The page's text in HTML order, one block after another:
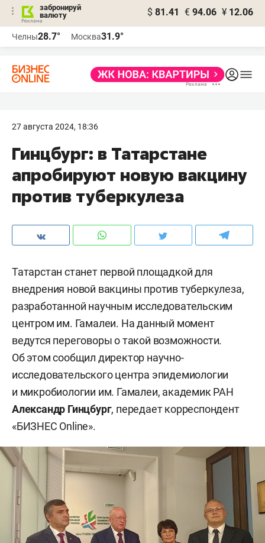
забронируй
валюту
$ 81.41 € 94.06 ¥ 12.06
Челны28.7° Москва31.9°
27 августа 2024, 18:36
Гинцбург: в Татарстане
апробируют новую вакцину
против туберкулеза
Татарстан станет первой площадкой для
внедрения новой вакцины против туберкулеза,
разработанной научным исследовательским
центром им. Гамалеи. На данный момент
ведутся переговоры о такой возможности.
Об этом сообщил директор научно-
исследовательского центра эпидемиологии
и микробиологии им. Гамалеи, академик РАН
Александр Гинцбург, передает корреспондент
«БИЗНЕС Online».